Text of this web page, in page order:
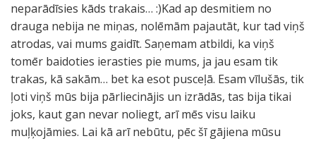
neparādīsies kāds trakais… :)Kad ap desmitiem no
drauga nebija ne miņas, nolēmām pajautāt, kur tad viņš
atrodas, vai mums gaidīt. Saņemam atbildi, ka viņš
tomēr baidoties ierasties pie mums, ja jau esam tik
trakas, kā sakām… bet ka esot pusceļā. Esam vīlušās, tik
ļoti viņš mūs bija pārliecinājis un izrādās, tas bija tikai
joks, kaut gan nevar noliegt, arī mēs visu laiku
muļķojāmies. Lai kā arī nebūtu, pēc šī gājiena mūsu